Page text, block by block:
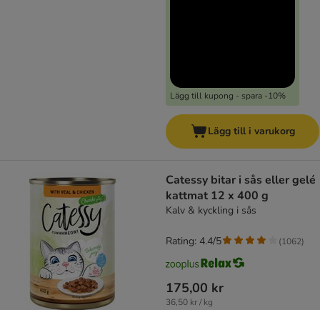
Lägg till kupong - spara -10%
Lägg till i varukorg
Catessy bitar i sås eller gelé
kattmat 12 x 400 g
Kalv & kyckling i sås
175,00 kr
36,50 kr / kg
Rating: 4.4/5 (1062)